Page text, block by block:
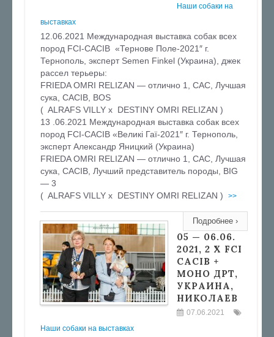
Наши собаки на
выставках
12.06.2021 Международная выставка собак всех
пород FCI-CACIB «Тернове Поле-2021″ г.
Тернополь, эксперт Semen Finkel (Украина), джек
рассел терьеры:
FRIEDA OMRI RELIZAN — отлично 1, САС, Лучшая
сука, CACIB, BOS
( ALRAFS VILLY x DESTINY OMRI RELIZAN )
13 .06.2021 Международная выставка собак всех
пород FCI-CACIB «Великі Гаї-2021″ г. Тернополь,
эксперт Александр Яницкий (Украина)
FRIEDA OMRI RELIZAN — отлично 1, САС, Лучшая
сука, CACIB, Лучший представитель породы, BIG
— 3
( ALRAFS VILLY x DESTINY OMRI RELIZAN )
>>
Подробнее ›
05 — 06.06.
2021, 2 X FCI
CACIB +
МОНО ДРТ,
УКРАИНА,
НИКОЛАЕВ
07.06.2021
Наши собаки на выставках